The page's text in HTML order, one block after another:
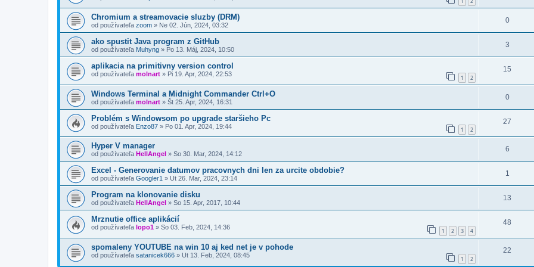
Chromium a streamovacie sluzby (DRM)
od používateľa zoom » Ne 02. Jún, 2024, 03:32
0
ako spustit Java program z GitHub
od používateľa Muhyng » Po 13. Máj, 2024, 10:50
3
aplikacia na primitivny version control
od používateľa molnart » Pi 19. Apr, 2024, 22:53 1 2
15
Windows Terminal a Midnight Commander Ctrl+O
od používateľa molnart » Št 25. Apr, 2024, 16:31
0
Problém s Windowsom po upgrade staršieho Pc
od používateľa Enzo87 » Po 01. Apr, 2024, 19:44 1 2
27
Hyper V manager
od používateľa HellAngel » So 30. Mar, 2024, 14:12
6
Excel - Generovanie datumov pracovnych dni len za urcite obdobie?
od používateľa Googler1 » Ut 26. Mar, 2024, 23:14
1
Program na klonovanie disku
od používateľa HellAngel » So 15. Apr, 2017, 10:44
13
Mrznutie office aplikácií
od používateľa lopo1 » So 03. Feb, 2024, 14:36 1 2 3 4
48
spomaleny YOUTUBE na win 10 aj ked net je v pohode
od používateľa satanicek666 » Ut 13. Feb, 2024, 08:45 1 2
22